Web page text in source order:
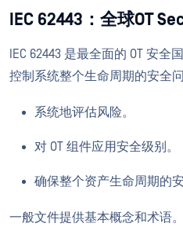
IEC 62443：全球OT
IEC 62443 是最全面的 OT 安
控制系统整个生命周期的安全问
系统地评估风险。
对 OT 组件应用安全级别。
确保整个资产生命周期的安
一般文件提供基本概念和术语